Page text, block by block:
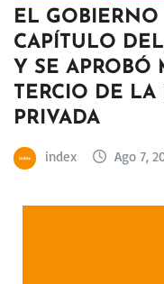
EL
CAPÍTULO
Y SE APROBÓ
TERCIO DE LA
PRIVADA
index Ago 7,